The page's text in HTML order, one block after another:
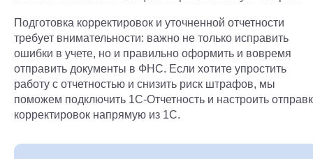
Подготовка корректировок и уточненной отчетности
требует внимательности: важно не только исправить
ошибки в учете, но и правильно оформить и вовремя
отправить документы в ФНС. Если хотите упростить
работу с отчетностью и снизить риск штрафов, мы
поможем подключить 1С-Отчетность и настроить
корректировок напрямую из 1С.